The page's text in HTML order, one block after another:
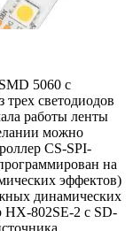
5060 с
светодиодов
работы ленты
можно
CS-SPI-
на
эффектов)
динамических
HX-802SE-2 с SD-